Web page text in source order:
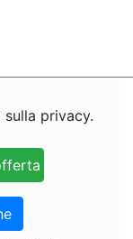
privacy.